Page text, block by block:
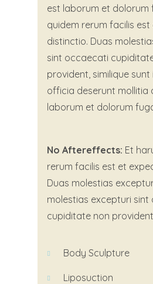
est laborum et dolorum
quidem rerum facilis
distinctio. Duas
sint occaecati
provident, similique sunt
officia deserunt mollitia
laborum et dolorum
No Aftereffects: Et
rerum facilis est et
Duas molestias
molestias excepturi
cupiditate non provident
Body Sculpture
Liposuction